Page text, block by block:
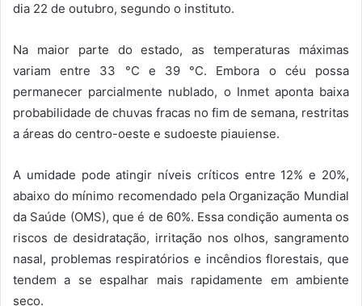
dia 22 de outubro, segundo o instituto.
Na maior parte do estado, as temperaturas máximas
variam entre 33 °C e 39 °C. Embora o céu possa
permanecer parcialmente nublado, o Inmet aponta baixa
probabilidade de chuvas fracas no fim de semana, restritas
a áreas do centro-oeste e sudoeste piauiense.
A umidade pode atingir níveis críticos entre 12% e 20%,
abaixo do mínimo recomendado pela Organização Mundial
da Saúde (OMS), que é de 60%. Essa condição aumenta os
riscos de desidratação, irritação nos olhos, sangramento
nasal, problemas respiratórios e incêndios florestais, que
tendem a se espalhar mais rapidamente em ambiente
seco.